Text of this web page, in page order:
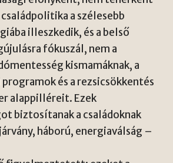
a szélesebb
illeszkedik, és a belső
fókuszál, nem a
kismamáknak, a
és a rezsicsökkentés
alappilléreit. Ezek
biztosítanak a családoknak
háború, energiaválság –